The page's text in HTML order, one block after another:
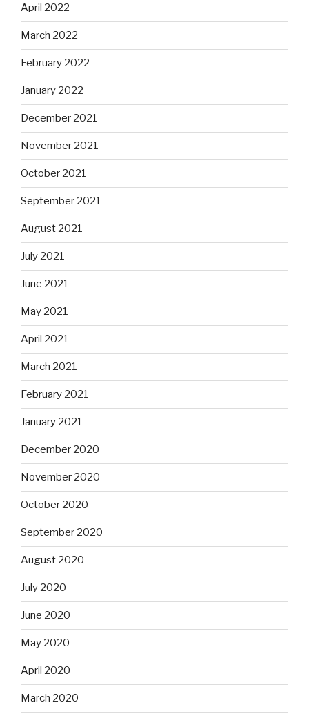
April 2022
March 2022
February 2022
January 2022
December 2021
November 2021
October 2021
September 2021
August 2021
July 2021
June 2021
May 2021
April 2021
March 2021
February 2021
January 2021
December 2020
November 2020
October 2020
September 2020
August 2020
July 2020
June 2020
May 2020
April 2020
March 2020